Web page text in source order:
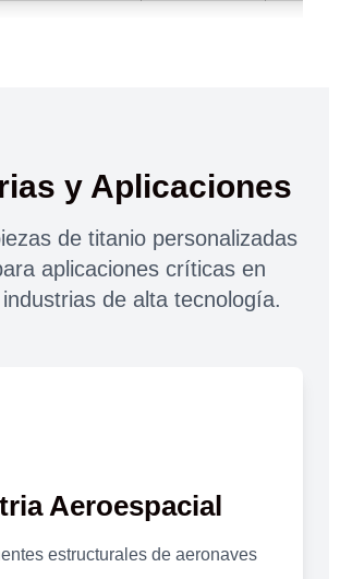
y Aplicaciones
de titanio personalizadas
aplicaciones críticas en
de alta tecnología.
Aeroespacial
estructurales de aeronaves